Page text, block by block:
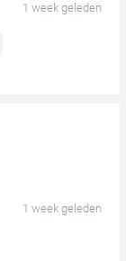
1 week geleden
1 week geleden